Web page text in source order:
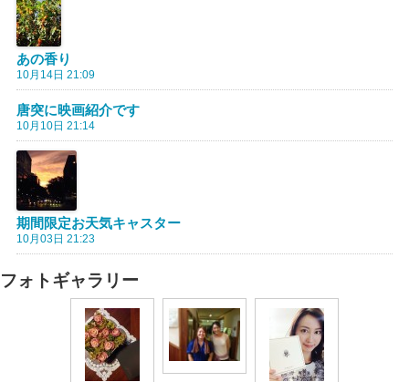
あの香り
10月14日 21:09
唐突に映画紹介です
10月10日 21:14
期間限定お天気キャスター
10月03日 21:23
フォトギャラリー